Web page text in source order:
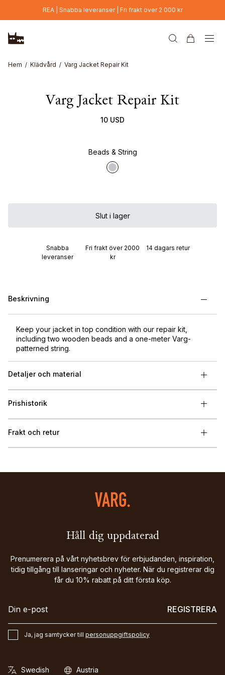
Hoppa till huvudinnehållREA | Snabba leveranser | Fri frakt över 2 000 kr
Hem Klädvård Varg Jacket Repair Kit
Varg Jacket Repair Kit
10 USD
Beads & String
Slut i lager
Snabba
leveranser
Fri frakt över 2000
kr
14 dagars retur
Beskrivning
Keep your jacket in top condition with our repair kit,
including two wooden beads and a one-meter Varg-
patterned string.
Detaljer och material
Prishistorik
Frakt och retur
Håll dig uppdaterad
Prenumerera på vårt nyhetsbrev för erbjudanden, inspiration,
tidig tillgång till lanseringar och nyheter. När du registrerar dig
får du 10% rabatt på ditt första köp.
REGISTRERA
Ja, jag samtycker till personuppgiftspolicy